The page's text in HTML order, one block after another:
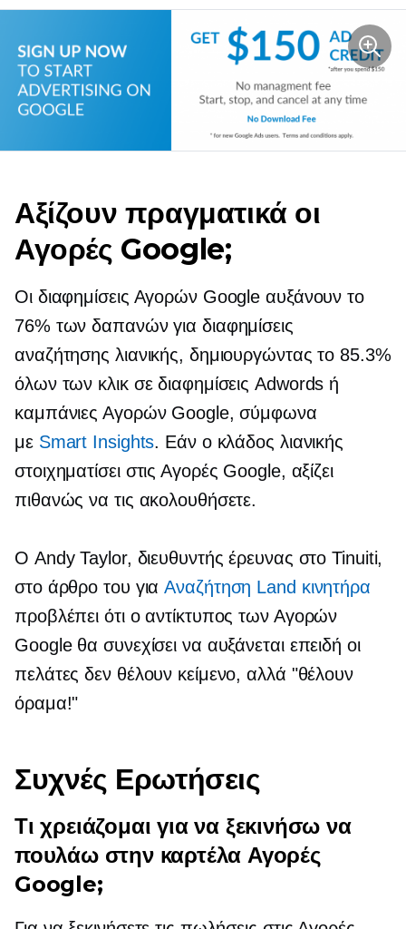
Αξίζουν πραγματικά οι
Αγορές Google;
Οι διαφημίσεις Αγορών Google αυξάνουν το
76% των δαπανών για διαφημίσεις
αναζήτησης λιανικής, δημιουργώντας το 85.3%
όλων των κλικ σε διαφημίσεις Adwords ή
καμπάνιες Αγορών Google, σύμφωνα
με Smart Insights. Εάν ο κλάδος λιανικής
στοιχηματίσει στις Αγορές Google, αξίζει
πιθανώς να τις ακολουθήσετε.
Ο Andy Taylor, διευθυντής έρευνας στο Tinuiti,
στο άρθρο του γιαΑναζήτηση Land κινητήρα
προβλέπει ότι ο αντίκτυπος των Αγορών
Google θα συνεχίσει να αυξάνεται επειδή οι
πελάτες δεν θέλουν κείμενο, αλλά "θέλουν
όραμα!"
Συχνές Ερωτήσεις
Τι χρειάζομαι για να ξεκινήσω να
πουλάω στην καρτέλα Αγορές
Google;